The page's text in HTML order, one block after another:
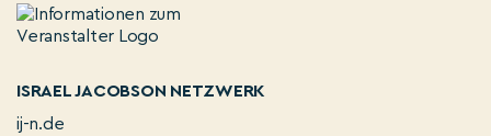
ISRAEL JACOBSON NETZWERK
ij-n.de